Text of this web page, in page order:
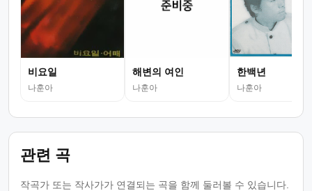
비요일
나훈아
해변의 여인
나훈아
한백년
나훈아
관련 곡
작곡가 또는 작사가가 연결되는 곡을 함께 둘러볼 수 있습니다.